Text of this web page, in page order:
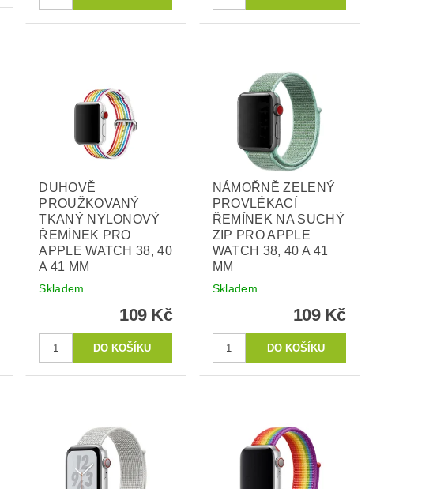
DUHOVĚ
PROUŽKOVANÝ
TKANÝ NYLONOVÝ
ŘEMÍNEK PRO
APPLE WATCH 38, 40
A 41 MM
Skladem
109 Kč
NÁMOŘNĚ ZELENÝ
PROVLÉKACÍ
ŘEMÍNEK NA SUCHÝ
ZIP PRO APPLE
WATCH 38, 40 A 41
MM
Skladem
109 Kč